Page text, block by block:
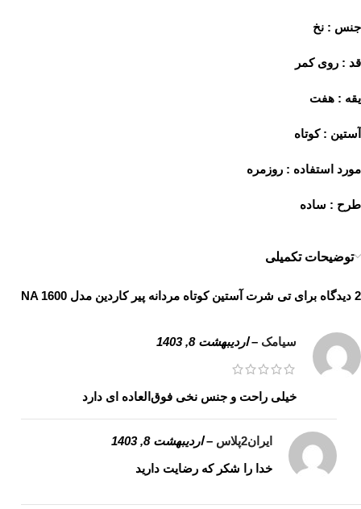
جنس : نخ
قد : روی کمر
یقه : هفت
آستین : کوتاه
مورد استفاده : روزمره
طرح : ساده
توضیحات تکمیلی
2 دیدگاه برای تی شرت آستین کوتاه مردانه پیر کاردین مدل NA 1600
سیامک – اردیبهشت 8, 1403
خیلی راحت و جنس نخی فوق‌العاده ای دارد
ایران2پلاس – اردیبهشت 8, 1403
خدا را شکر که رضایت دارید